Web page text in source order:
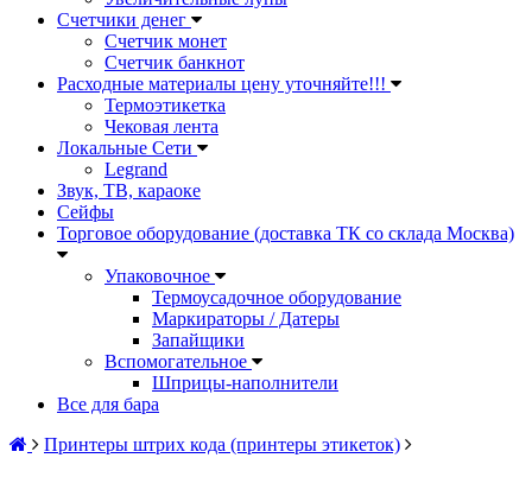
Счетчики денег
Счетчик монет
Счетчик банкнот
Расходные материалы цену уточняйте!!!
Термоэтикетка
Чековая лента
Локальные Сети
Legrand
Звук, ТВ, караоке
Сейфы
Торговое оборудование (доставка ТК со склада Москва)
Упаковочное
Термоусадочное оборудование
Маркираторы / Датеры
Запайщики
Вспомогательное
Шприцы-наполнители
Все для бара
Принтеры штрих кода (принтеры этикеток)